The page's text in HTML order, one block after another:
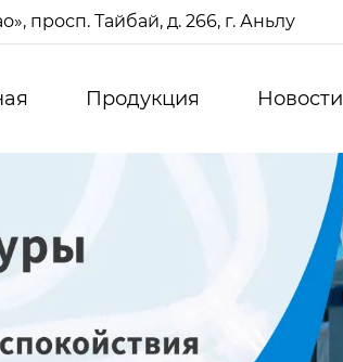
просп. Тайбай, д. 266, г. Аньлу
Продукция Новости